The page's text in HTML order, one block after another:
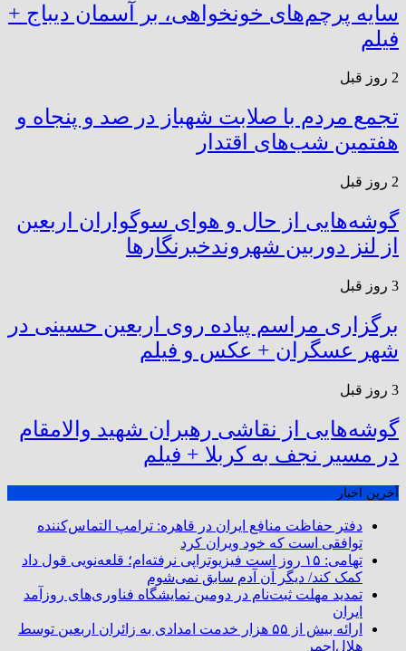
سایه پرچم‌های خونخواهی، بر آسمان دیباج +
فیلم
2 روز قبل
تجمع مردم با صلابت شهباز در صد و پنجاه و
هفتمین شب‌های اقتدار
2 روز قبل
گوشه‌هایی از حال و هوای سوگواران اربعین
از لنز دوربین شهروندخبرنگار‌ها
3 روز قبل
برگزاری مراسم پیاده روی اربعین حسینی در
شهر عسگران + عکس و فیلم
3 روز قبل
گوشه‌هایی از نقاشی رهبران شهید والامقام
در مسیر نجف به کربلا + فیلم
آخرین اخبار
دفتر حفاظت منافع ایران در قاهره: ترامپ التماس‌کننده
توافقی است که خود ویران کرد
تهامی: ۱۵ روز است فیزیوتراپی نرفته‌ام؛ قلعه‌نویی قول داد
کمک کند/ دیگر آن آدم سابق نمی‌شوم
تمدید مهلت ثبت‌نام در دومین نمایشگاه فناوری‌های روزآمد
ایران
ارائه بیش از ۵۵ هزار خدمت امدادی به زائران اربعین توسط
هلال‌احمر